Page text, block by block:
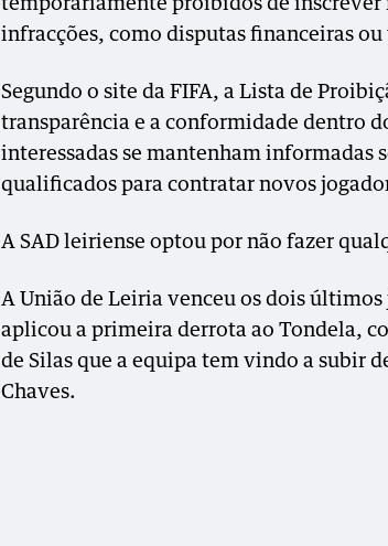
temporariamente proibidos de inscrever
infracções, como disputas financeiras
Segundo o site da FIFA, a Lista de
transparência e a conformidade dentro
interessadas se mantenham informadas
qualificados para contratar novos
A SAD leiriense optou por não fazer
A União de Leiria venceu os dois últimos
aplicou a primeira derrota ao Tondela,
de Silas que a equipa tem vindo a subir
Chaves.